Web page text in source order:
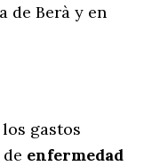
de Berà y en
gastos
enfermedad